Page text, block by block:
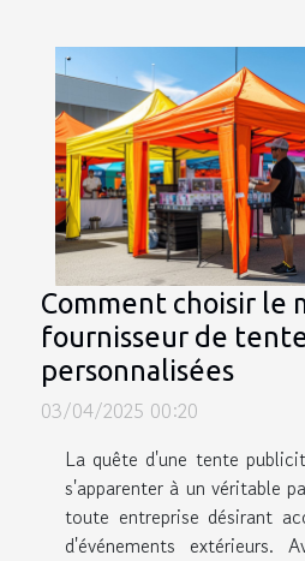
Comment choisir le
fournisseur de
personnalisées
03/04/2025 00:20
La quête d'une tente
s'apparenter à un véritable
toute entreprise désirant
d'événements extérieurs.